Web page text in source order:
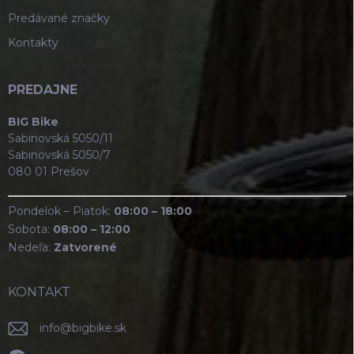
Predávané značky
Kontakty
PREDAJNE
BIG Bike
Sabinovská 5050/11
Sabinovská 5050/7
080 01 Prešov
Pondelok – Piatok: 08:00 – 18:00
Sobota: 08:00 – 12:00
Nedeľa: Zatvorené
KONTAKT
info@bigbike.sk